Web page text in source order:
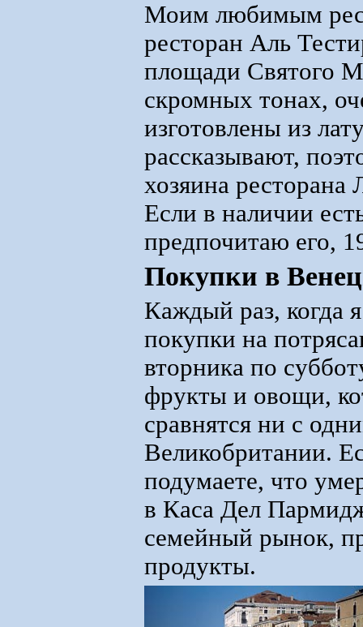
Моим любимым
ресторан Аль
площади Святого
скромных тонах,
изготовлены из
рассказывают,
хозяина ресторана
Если в наличии
предпочитаю его,
Покупки в
Каждый раз, когда
покупки на
вторника по
фрукты и овощи,
сравнятся ни с
Великобритании.
подумаете, что
в Каса Дел
семейный рынок,
продукты.